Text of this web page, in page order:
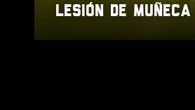
LESIÓN DE MUÑECA